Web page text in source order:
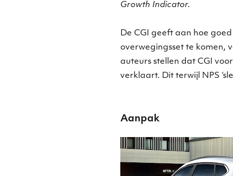
Growth Indicator.
De CGI geeft aan hoe
overwegingsset te komen,
auteurs stellen dat CGI
verklaart. Dit terwijl NPS
Aanpak